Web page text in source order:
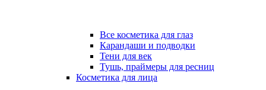
Все косметика для глаз
Карандаши и подводки
Тени для век
Тушь, праймеры для ресниц
Косметика для лица